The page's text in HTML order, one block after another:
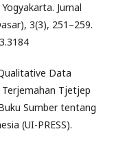
Jurnal
3(3), 251–259.
Data
Tjetjep
Sumber tentang
(UI-PRESS).